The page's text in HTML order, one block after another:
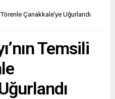
Çanakkale’ye Uğurlandı
Temsili